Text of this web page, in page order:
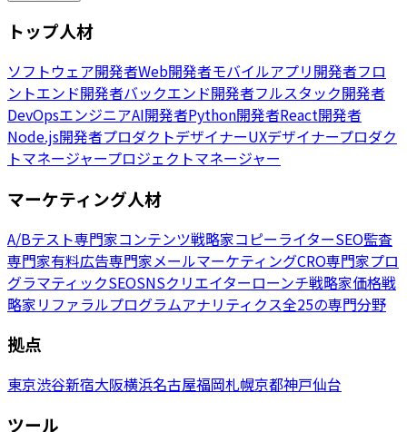
トップ人材
ソフトウェア開発者Web開発者モバイルアプリ開発者フロ
ントエンド開発者バックエンド開発者フルスタック開発者
DevOpsエンジニアAI開発者Python開発者React開発者
Node.js開発者プロダクトデザイナーUXデザイナープロダク
トマネージャープロジェクトマネージャー
マーケティング人材
A/Bテスト専門家コンテンツ戦略家コピーライターSEO監査
専門家有料広告専門家メールマーケティングCRO専門家プロ
グラマティックSEOSNSクリエイターローンチ戦略家価格戦
略家リファラルプログラムアナリティクス全25の専門分野
拠点
東京渋谷新宿大阪横浜名古屋福岡札幌京都神戸仙台
ツール